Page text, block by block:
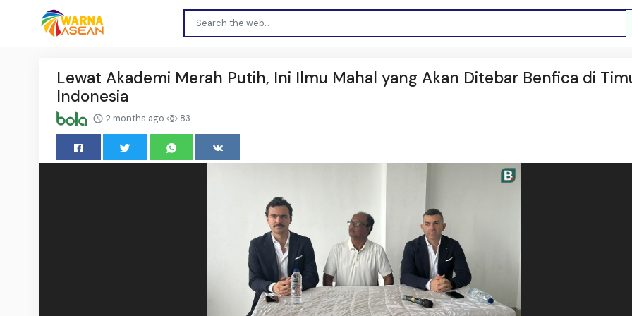
Lewat Akademi Merah Putih, Ini Ilmu Mahal yang Akan Ditebar Benfica di
Indonesia
2 months ago 83